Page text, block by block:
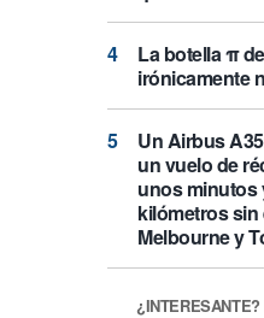
La botella π
irónicamente
Un Airbus
un vuelo de
unos minutos
kilómetros sin
Melbourne y